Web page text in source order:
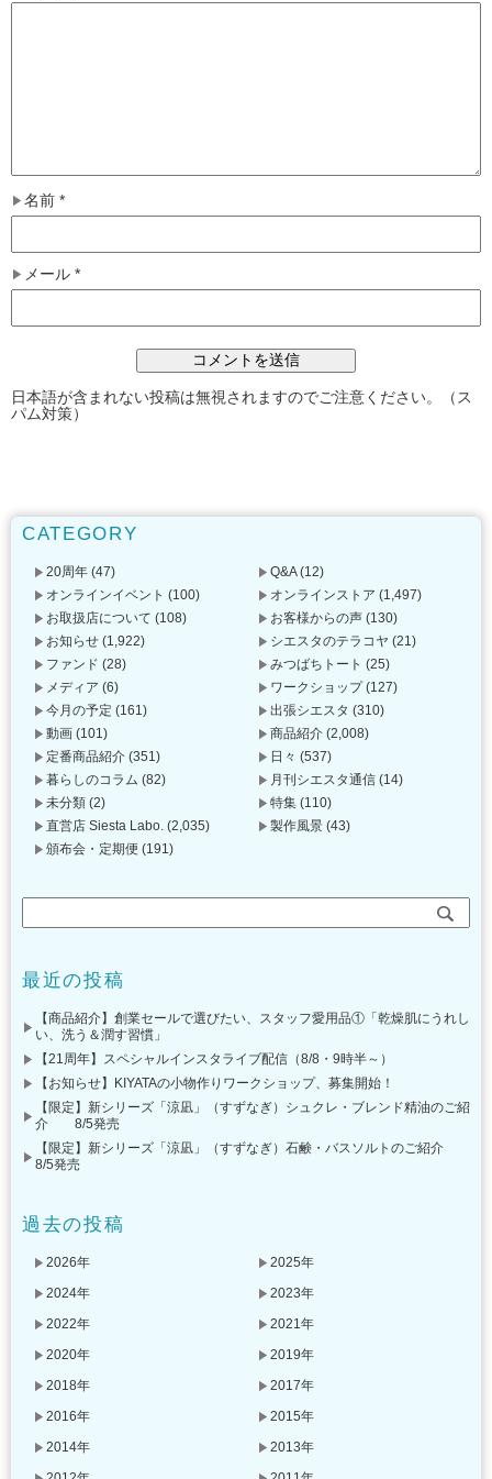
名前 *
メール *
日本語が含まれない投稿は無視されますのでご注意ください。（ス
パム対策）
CATEGORY
20周年 (47) Q&A(12)
オンラインイベント (100) オンラインストア (1,497)
お取扱店について (108) お客様からの声 (130)
お知らせ (1,922) シエスタのテラコヤ (21)
ファンド (28) みつばちトート (25)
メディア (6) ワークショップ(127)
今月の予定 (161) 出張シエスタ (310)
動画 (101) 商品紹介 (2,008)
定番商品紹介 (351) 日々 (537)
暮らしのコラム (82) 月刊シエスタ通信 (14)
未分類 (2) 特集 (110)
直営店 Siesta Labo. (2,035) 製作風景 (43)
頒布会・定期便 (191)
最近の投稿
【商品紹介】創業セールで選びたい、スタッフ愛用品①「乾燥肌にうれし
い、洗う＆潤す習慣」
【21周年】スペシャルインスタライブ配信（8/8・9時半～）
【お知らせ】KIYATAの小物作りワークショップ、募集開始！
【限定】新シリーズ「涼凪」（すずなぎ）シュクレ・ブレンド精油のご紹
介 8/5発売
【限定】新シリーズ「涼凪」（すずなぎ）石鹸・バスソルトのご紹介
8/5発売
過去の投稿
2026年
2025年
2024年
2023年
2022年
2021年
2020年
2019年
2018年
2017年
2016年
2015年
2014年
2013年